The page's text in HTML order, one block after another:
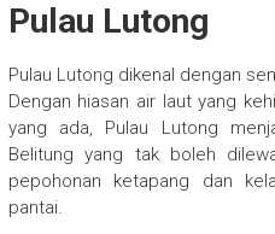
Pulau Lutong
Pulau Lutong dikenal dengan
Dengan hiasan air laut yang
yang ada, Pulau Lutong
Belitung yang tak boleh
pepohonan ketapang dan
pantai.